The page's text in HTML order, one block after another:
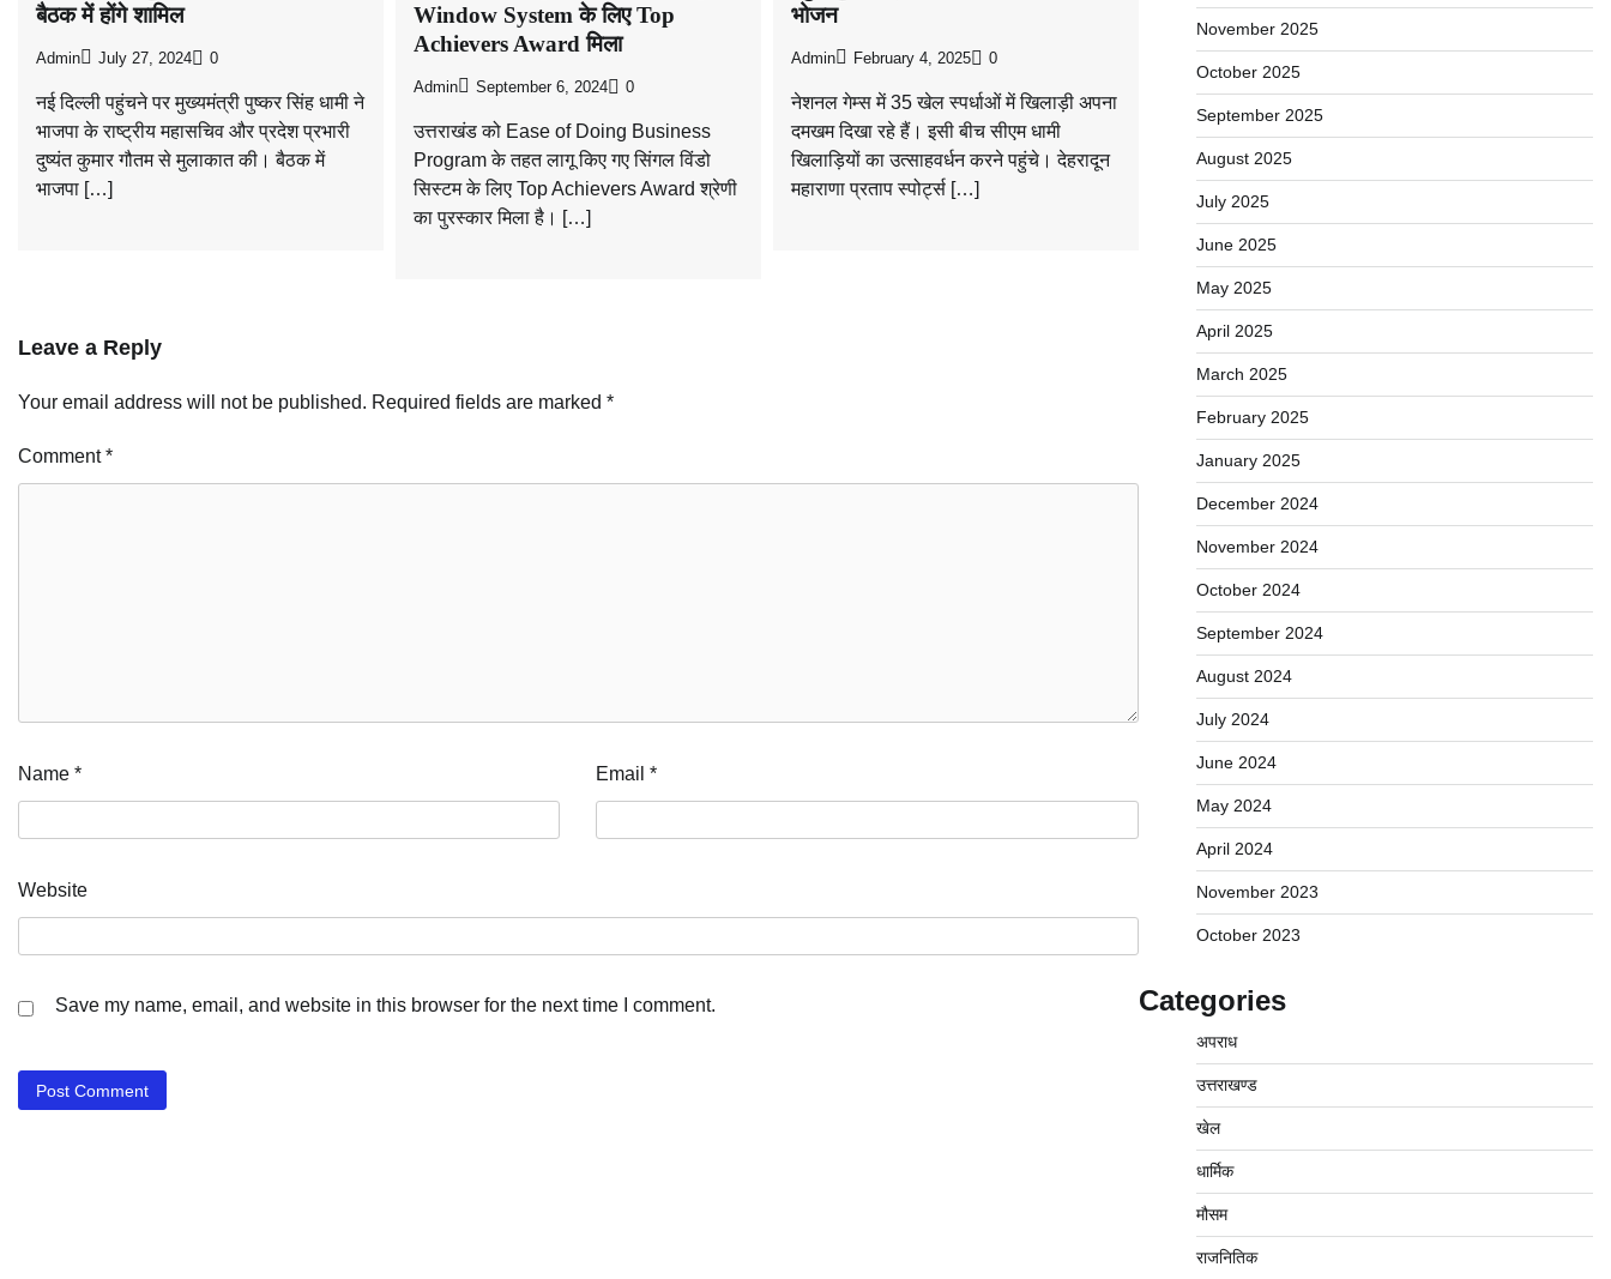
बैठक में होंगे शामिल
Admin July 27, 2024 0
नई दिल्ली पहुंचने पर मुख्यमंत्री पुष्कर सिंह धामी ने
भाजपा के राष्ट्रीय महासचिव और प्रदेश प्रभारी
दुष्यंत कुमार गौतम से मुलाकात की। बैठक में
भाजपा […]
Window System के लिए Top
Achievers Award मिला
Admin September 6, 2024 0
उत्तराखंड को Ease of Doing Business
Program के तहत लागू किए गए सिंगल विंडो
सिस्टम के लिए Top Achievers Award श्रेणी
का पुरस्कार मिला है। […]
भोजन
Admin February 4, 2025 0
नेशनल गेम्स में 35 खेल स्पर्धाओं में खिलाड़ी अपना
दमखम दिखा रहे हैं। इसी बीच सीएम धामी
खिलाड़ियों का उत्साहवर्धन करने पहुंचे। देहरादून
महाराणा प्रताप स्पोर्ट्स […]
Leave a Reply
Your email address will not be published. Required fields are marked *
Comment*
Name * Email*
Website
Save my name, email, and website in this browser for the next time I comment.
November 2025
October 2025
September 2025
August 2025
July 2025
June 2025
May 2025
April 2025
March 2025
February 2025
January 2025
December 2024
November 2024
October 2024
September 2024
August 2024
July 2024
June 2024
May 2024
April 2024
November 2023
October 2023
Categories
अपराध
उत्तराखण्ड
खेल
धार्मिक
मौसम
राजनितिक